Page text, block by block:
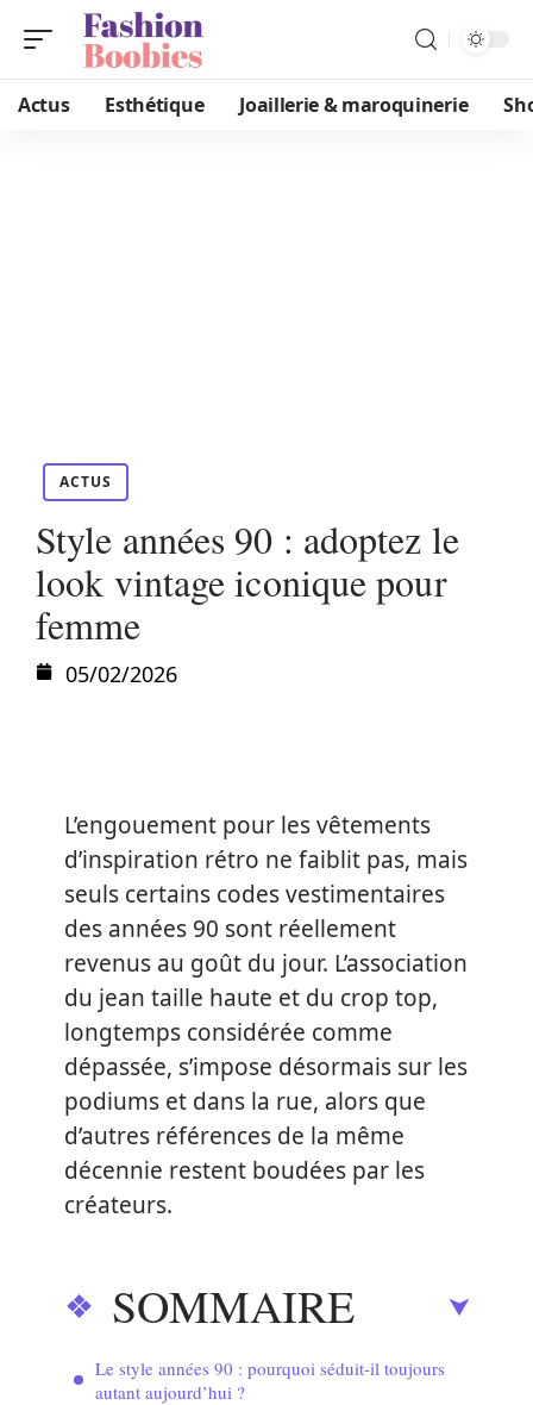
Actus Esthétique Joaillerie & maroquinerie
ACTUS
Style années 90 : adoptez le
look vintage iconique pour
femme
05/02/2026
L’engouement pour les vêtements
d’inspiration rétro ne faiblit pas, mais
seuls certains codes vestimentaires
des années 90 sont réellement
revenus au goût du jour. L’association
du jean taille haute et du crop top,
longtemps considérée comme
dépassée, s’impose désormais sur les
podiums et dans la rue, alors que
d’autres références de la même
décennie restent boudées par les
créateurs.
SOMMAIRE
Le style années 90 : pourquoi séduit-il toujours
autant aujourd’hui ?